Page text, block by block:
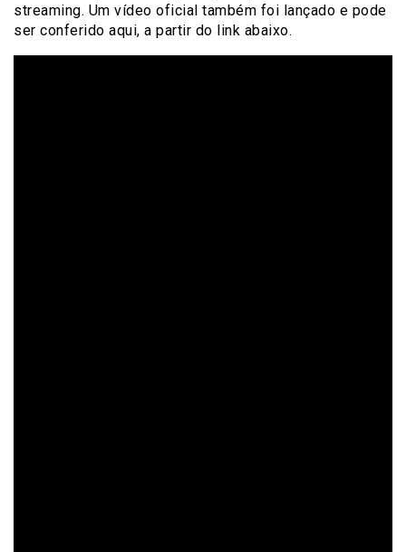
streaming. Um vídeo oficial também foi lançado e pode
ser conferido aqui, a partir do link abaixo.